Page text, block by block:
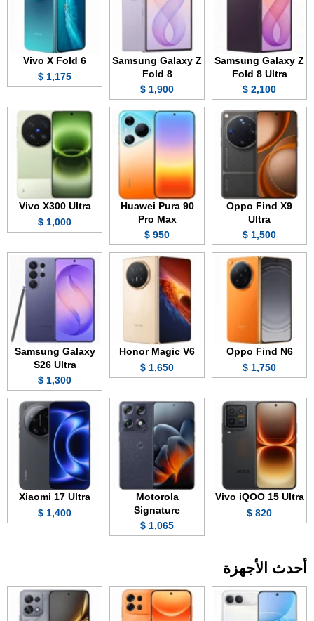
Samsung Galaxy Z
Fold 8 Ultra
2,100 $
Samsung Galaxy Z
Fold 8
1,900 $
Vivo X Fold 6
1,175 $
Oppo Find X9
Ultra
1,500 $
Huawei Pura 90
Pro Max
950 $
Vivo X300 Ultra
1,000 $
Oppo Find N6
1,750 $
Honor Magic V6
1,650 $
Samsung Galaxy
S26 Ultra
1,300 $
Vivo iQOO 15 Ultra
820 $
Motorola
Signature
1,065 $
Xiaomi 17 Ultra
1,400 $
أحدث الأجهزة